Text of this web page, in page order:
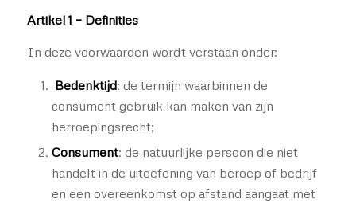
Artikel 1 – Definities
In deze voorwaarden wordt verstaan onder:
Bedenktijd: de termijn waarbinnen de
consument gebruik kan maken van zijn
herroepingsrecht;
Consument: de natuurlijke persoon die niet
handelt in de uitoefening van beroep of bedrijf
en een overeenkomst op afstand aangaat met